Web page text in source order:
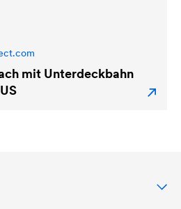
mit Unterdeckbahn